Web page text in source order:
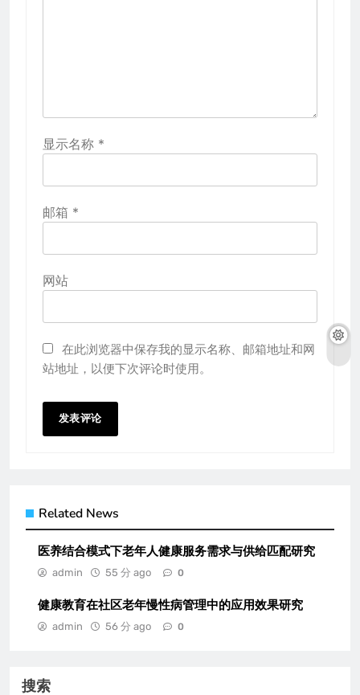
显示名称 *
邮箱 *
网站
在此浏览器中保存我的显示名称、邮箱地址和网
站地址，以便下次评论时使用。
Related News
医养结合模式下老年人健康服务需求与供给匹配研究
admin 55 分 ago 0
健康教育在社区老年慢性病管理中的应用效果研究
admin 56 分 ago 0
搜索